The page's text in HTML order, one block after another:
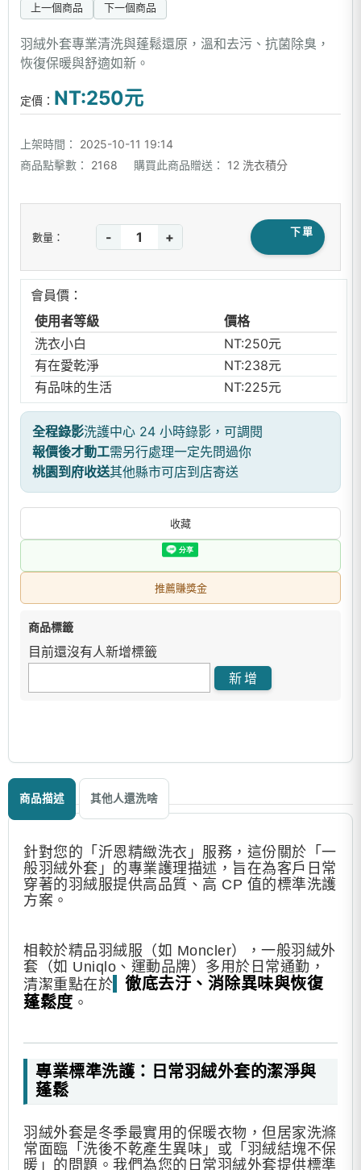
上一個商品 下一個商品
羽絨外套專業清洗與蓬鬆還原，溫和去污、抗菌除臭，
恢復保暖與舒適如新。
定價： NT:250元
上架時間：
2025-10-11 19:14
商品點擊數：
2168 購買此商品贈送： 12 洗衣積分
數量： - + 下單
會員價：
使用者等級
價格
洗衣小白
NT:250元
有在愛乾淨
NT:238元
有品味的生活
NT:225元
全程錄影洗護中心 24 小時錄影，可調閱
報價後才動工需另行處理一定先問過你
桃園到府收送其他縣市可店到店寄送
收藏
推薦賺獎金
商品標籤
目前還沒有人新增標籤
商品描述 其他人還洗啥
針對您的「沂恩精緻洗衣」服務，這份關於「一
般羽絨外套」的專業護理描述，旨在為客戶日常
穿著的羽絨服提供高品質、高 CP 值的標準洗護
方案。
相較於精品羽絨服（如 Moncler），一般羽絨外
套（如 Uniqlo、運動品牌）多用於日常通勤，
清潔重點在於
徹底去汙、消除異味與恢復
蓬鬆度。
專業標準洗護：日常羽絨外套的潔淨與
蓬鬆
羽絨外套是冬季最實用的保暖衣物，但居家洗滌
常面臨「洗後不乾產生異味」或「羽絨結塊不保
暖」的問題。我們為您的日常羽絨外套提供標準